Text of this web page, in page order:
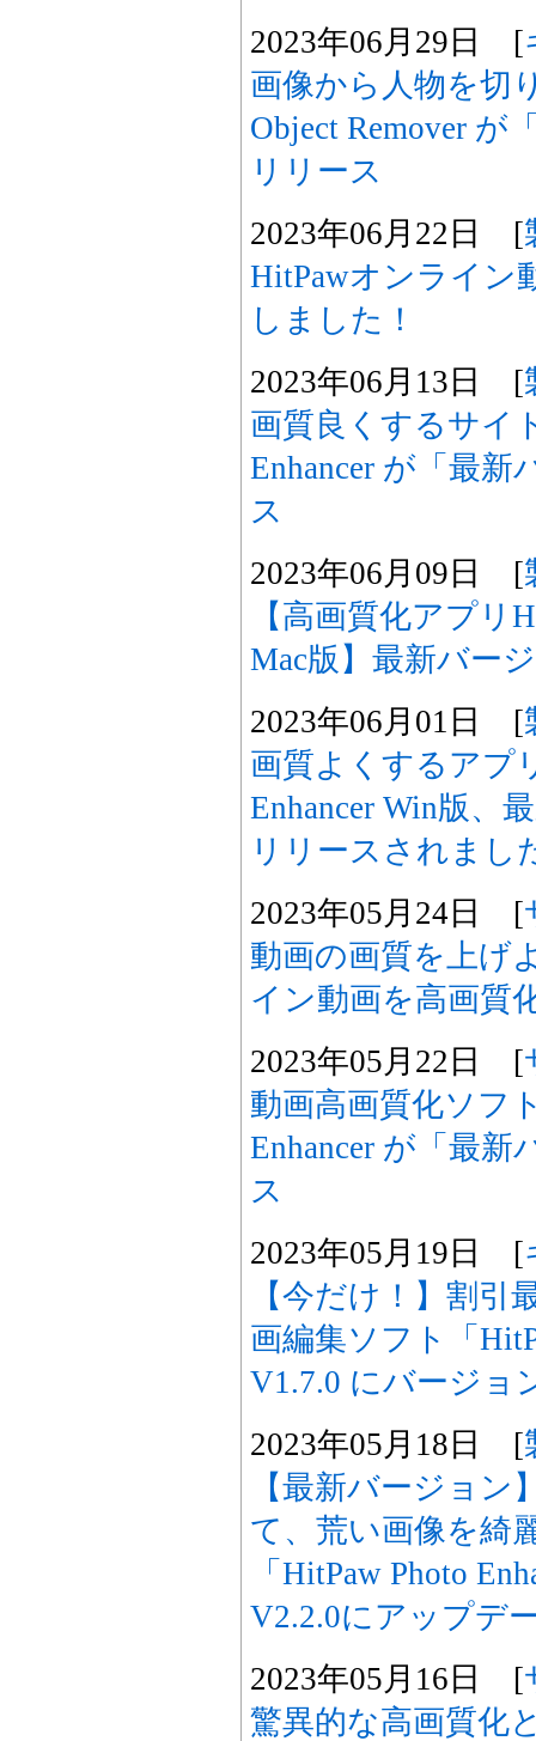
2023年06月29日 [
画像から人物を切
Object Remover が
リリース
2023年06月22日 [
HitPawオンライン
しました！
2023年06月13日 [
画質良くするサイ
Enhancer が「最
ス
2023年06月09日 [
【高画質化アプリ
Mac版】最新バー
2023年06月01日 [
画質よくするアプ
Enhancer Win版、
リリースされまし
2023年05月24日 [
動画の画質を上げ
イン動画を高画質
2023年05月22日 [
動画高画質化ソフ
Enhancer が「最
ス
2023年05月19日 [
【今だけ！】割引
画編集ソフト「
V1.7.0 にバージョ
2023年05月18日 [
【最新バージョン
て、荒い画像を綺
「HitPaw Photo
V2.2.0にアップデ
2023年05月16日 [
驚異的な高画質化